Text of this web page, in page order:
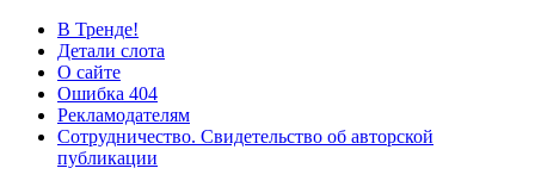
В Тренде!
Детали слота
О сайте
Ошибка 404
Рекламодателям
Сотрудничество. Свидетельство об авторской
публикации